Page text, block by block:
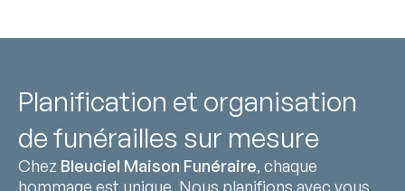
Planification et organisation
de funérailles sur mesure
Chez Bleuciel Maison Funéraire, chaque
hommage est unique. Nous planifions avec vous